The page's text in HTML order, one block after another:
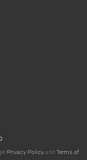
Privacy Policy and Terms of